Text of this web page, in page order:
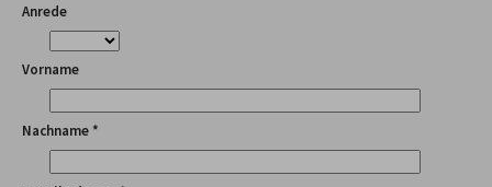
Anrede
Vorname
Nachname *